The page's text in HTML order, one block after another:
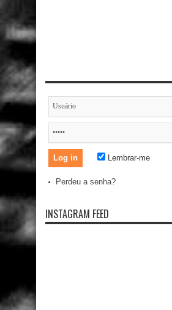
Lembrar-me
Perdeu a senha?
INSTAGRAM FEED